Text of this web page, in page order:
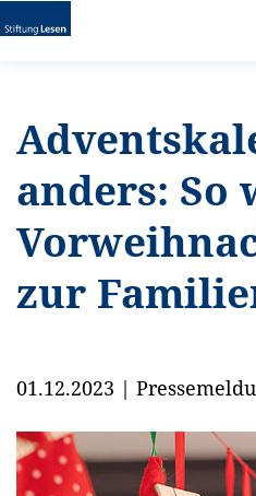
anders: So
zur
01.12.2023 |